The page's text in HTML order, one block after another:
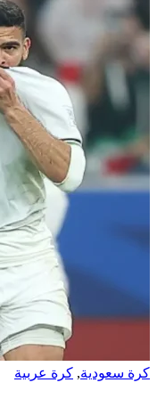
كرة سعودية, كرة عربية